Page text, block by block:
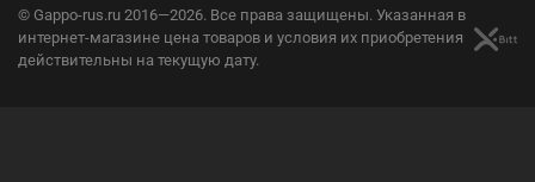
© Gappo-rus.ru 2016—2026. Все права защищены. Указанная в
интернет-магазине цена товаров и условия их приобретения
действительны на текущую дату.